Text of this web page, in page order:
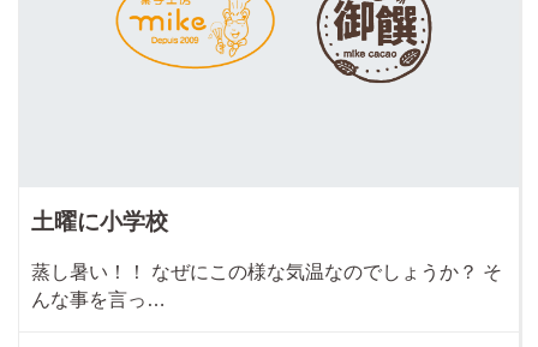
土曜に小学校
蒸し暑い！！ なぜにこの様な気温なのでしょうか？ そ
んな事を言っ…